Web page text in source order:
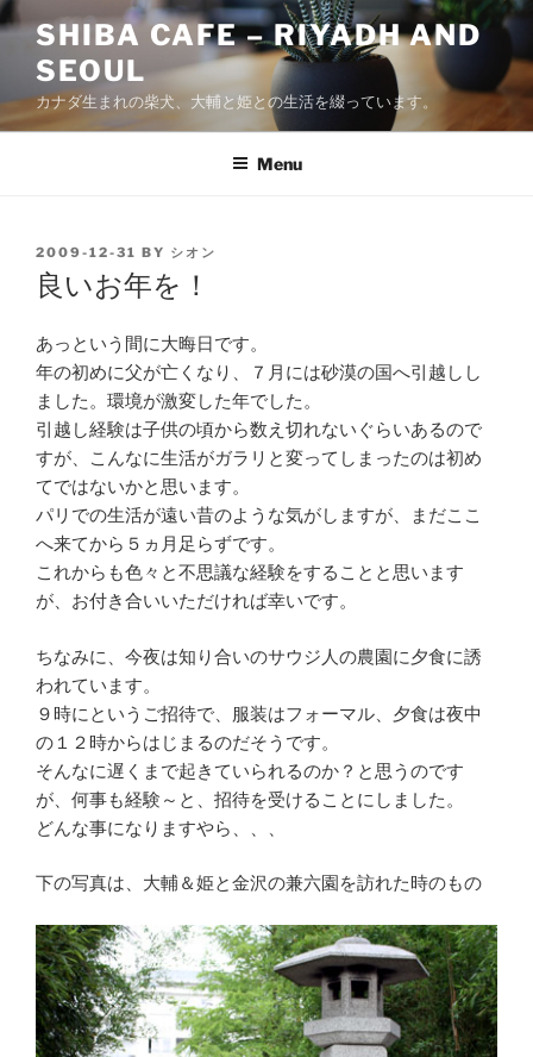
Skip
content
SHIBA CAFE – RIYADH AND
SEOUL
カナダ生まれの柴犬、大輔と姫との生活を綴っています。
Menu
POSTED
ON
2009-12-31 BY シオン
良いお年を！
あっという間に大晦日です。
年の初めに父が亡くなり、７月には砂漠の国へ引越しし
ました。環境が激変した年でした。
引越し経験は子供の頃から数え切れないぐらいあるので
すが、こんなに生活がガラリと変ってしまったのは初め
てではないかと思います。
パリでの生活が遠い昔のような気がしますが、まだここ
へ来てから５ヵ月足らずです。
これからも色々と不思議な経験をすることと思います
が、お付き合いいただければ幸いです。
ちなみに、今夜は知り合いのサウジ人の農園に夕食に誘
われています。
９時にというご招待で、服装はフォーマル、夕食は夜中
の１２時からはじまるのだそうです。
そんなに遅くまで起きていられるのか？と思うのです
が、何事も経験～と、招待を受けることにしました。
どんな事になりますやら、、、
下の写真は、大輔＆姫と金沢の兼六園を訪れた時のもの